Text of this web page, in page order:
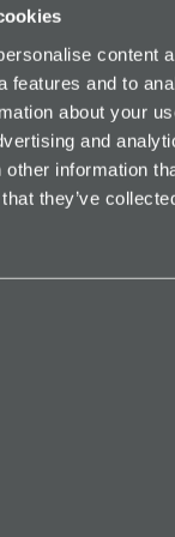
content
features and to
about your
and
information
they’ve
pas l’année
offre de
cliquezici .
le devoir de
et en
de l’entreprise
de
isolés peut
perte
est